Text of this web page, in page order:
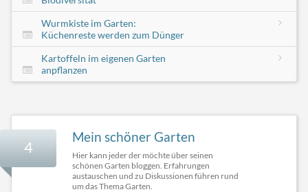
Wurmkiste im Garten:
Küchenreste werden zum Dünger
Kartoffeln im eigenen Garten
anpflanzen
4
Mein schöner Garten
Hier kann jeder der möchte über seinen
schönen Garten bloggen. Erfahrungen
austauschen und zu Diskussionen führen rund
um das Thema Garten.